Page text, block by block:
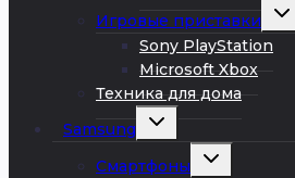
Игровые приставки
меню
Sony PlayStation
Microsoft Xbox
Техника для дома
Samsung
Развернуть
Смартфоны
Развернуть